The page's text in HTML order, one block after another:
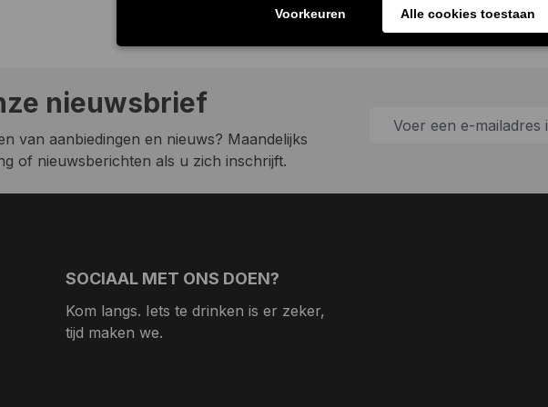
nieuwsbrief
van aanbiedingen en nieuws? Maandelijks
of nieuwsberichten als u zich inschrijft.
SOCIAAL MET ONS DOEN?
Kom langs. Iets te drinken is er zeker,
tijd maken we.